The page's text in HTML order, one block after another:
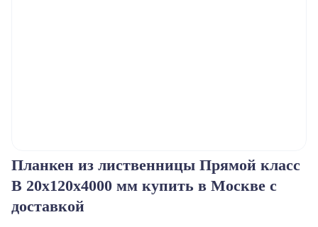
Класс B
Планкен из лиственницы Прямой класс
В 20x120x4000 мм купить в Москве с
доставкой